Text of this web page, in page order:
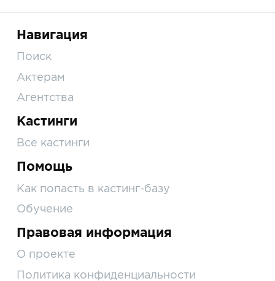
Навигация
Поиск
Актерам
Агентства
Кастинги
Все кастинги
Помощь
Как попасть в кастинг-базу
Обучение
Правовая информация
О проекте
Политика конфиденциальности